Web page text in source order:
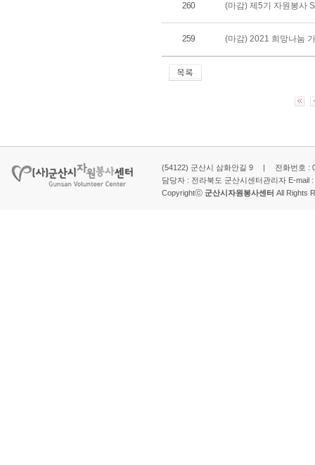
260 (마감) 제5기 자원봉사
259 (마감) 2021 희망나눔
(54122) 군산시 삼화안길 9 | 전화번호 :
담당자 : 전라북도 군산시센터관리자 E-mail :
Copyrightⓒ 군산시자원봉사센터 All Rights